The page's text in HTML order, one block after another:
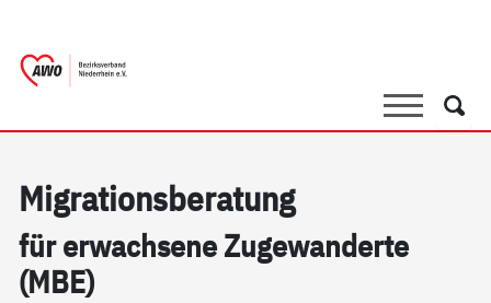
SucheSuche
Mi­g­ra­ti­ons­be­ra­tung
für er­wach­se­ne Zu­ge­wan­der­te
(MBE)